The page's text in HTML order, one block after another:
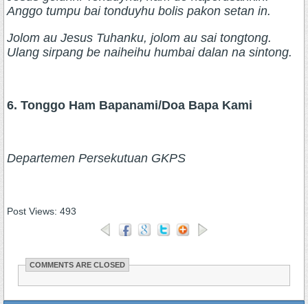
Anggo tumpu bai tonduyhu bolis pakon setan in.
Jolom au Jesus Tuhanku, jolom au sai tongtong.
Ulang sirpang be naiheihu humbai dalan na sintong.
6. Tonggo Ham Bapanami/Doa Bapa Kami
Departemen Persekutuan GKPS
Post Views: 493
COMMENTS ARE CLOSED